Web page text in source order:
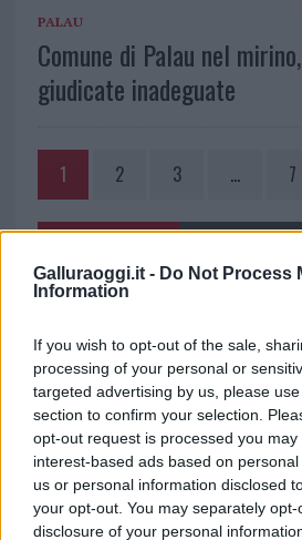
Galluraoggi.it - Do Not Process
Information
If you wish to opt-out of the sale,
processing of your personal or
targeted advertising by us, please
section to confirm your selection.
opt-out request is processed you may
interest-based ads based on
us or personal information disclosed
your opt-out. You may separately
disclosure of your personal
PALAU
Comune di Palau nel
giudicate inadeguate
1 2 3 … 7
arresti e 135 denunce
Tre milioni di euro dalla
nuove aule nelle scuole
Incidente sulla